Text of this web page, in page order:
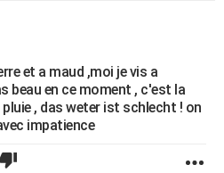
et a maud ,moi je vis a
beau en ce moment , c'est la
, das weter ist schlecht ! on
impatience